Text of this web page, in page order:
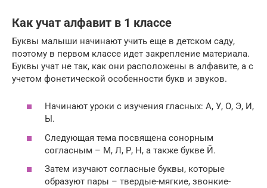
Как учат алфавит в 1 классе
Буквы малыши начинают учить еще в детском саду,
поэтому в первом классе идет закрепление материала.
Буквы учат не так, как они расположены в алфавите, а с
учетом фонетической особенности букв и звуков.
Начинают уроки с изучения гласных: А, У, О, Э, И,
Ы.
Следующая тема посвящена сонорным
согласным – М, Л, Р, Н, а также букве Й.
Затем изучают согласные буквы, которые
образуют пары – твердые-мягкие, звонкие-